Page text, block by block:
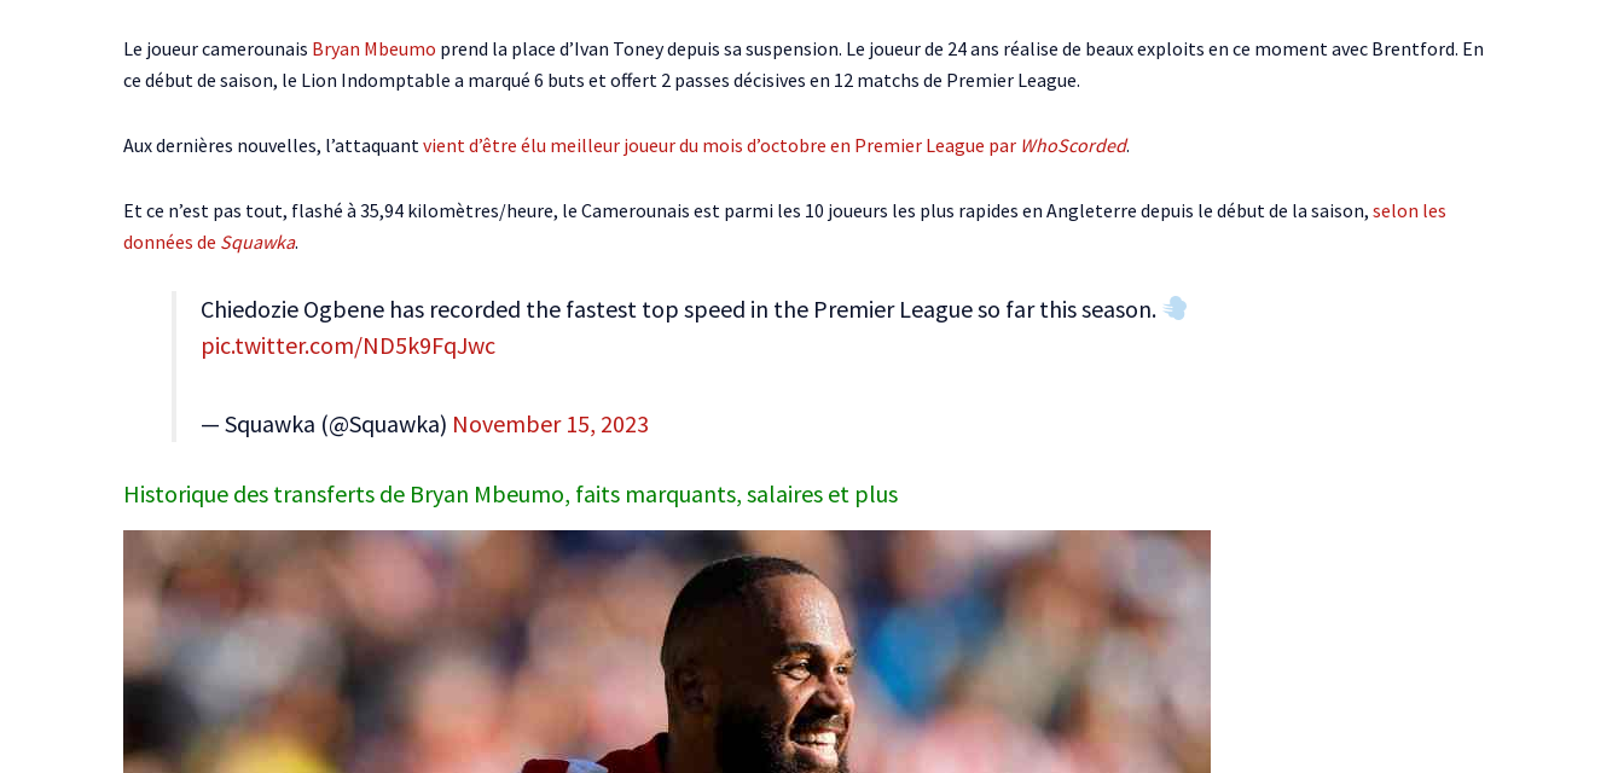
Le joueur camerounais Bryan Mbeumo prend la place d’Ivan Toney depuis sa suspension. Le joueur de 24 ans réalise de beaux exploits en ce moment avec Brentford. En
ce début de saison, le Lion Indomptable a marqué 6 buts et offert 2 passes décisives en 12 matchs de Premier League.
Aux dernières nouvelles, l’attaquant vient d’être élu meilleur joueur du mois d’octobre en Premier League par WhoScorded.
Et ce n’est pas tout, flashé à 35,94 kilomètres/heure, le Camerounais est parmi les 10 joueurs les plus rapides en Angleterre depuis le début de la saison, selon les
données de Squawka.
Chiedozie Ogbene has recorded the fastest top speed in the Premier League so far this season.
pic.twitter.com/ND5k9FqJwc
— Squawka (@Squawka) November 15, 2023
Historique des transferts de Bryan Mbeumo, faits marquants, salaires et plus